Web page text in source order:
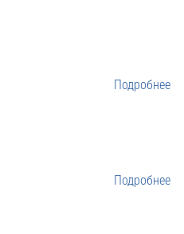
Подробнее
Подробнее